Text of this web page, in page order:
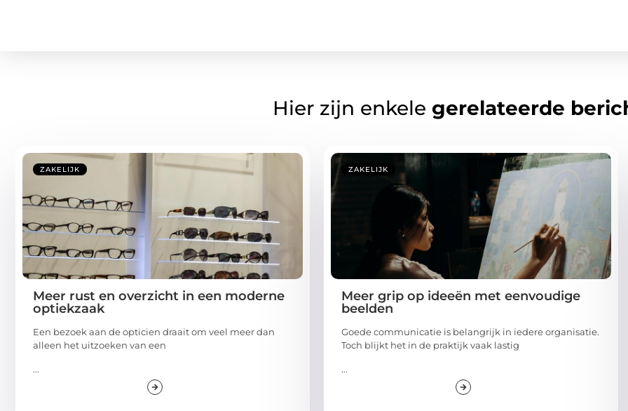
Hier zijn enkele gerelateerde
ZAKELIJK
Meer rust en overzicht in een moderne
optiekzaak
Een bezoek aan de opticien draait om veel meer dan
alleen het uitzoeken van een
...
ZAKELIJK
Meer grip op ideeën met eenvoudige
beelden
Goede communicatie is belangrijk in iedere organisatie.
Toch blijkt het in de praktijk vaak lastig
...